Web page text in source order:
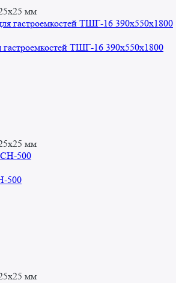
мм
ТШГ-16 390x550x1800
мм
500
мм